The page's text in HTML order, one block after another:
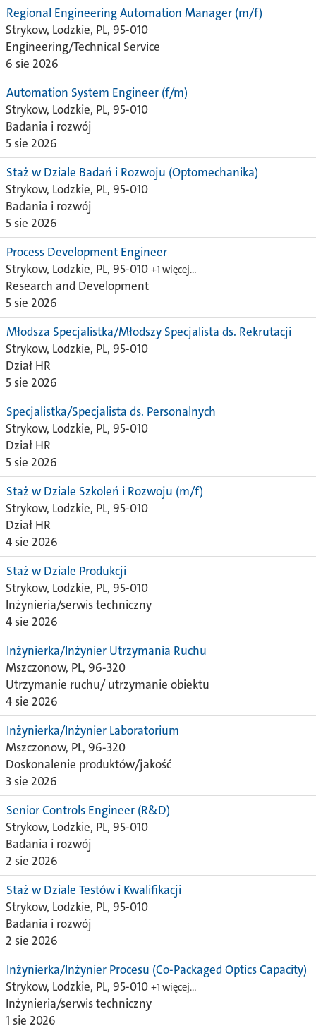
Regional Engineering Automation Manager (m/f)
Strykow, Lodzkie, PL, 95-010
Engineering/Technical Service
6 sie 2026
Automation System Engineer (f/m)
Strykow, Lodzkie, PL, 95-010
Badania i rozwój
5 sie 2026
Staż w Dziale Badań i Rozwoju (Optomechanika)
Strykow, Lodzkie, PL, 95-010
Badania i rozwój
5 sie 2026
Process Development Engineer
Strykow, Lodzkie, PL, 95-010 +1 więcej…
Research and Development
5 sie 2026
Młodsza Specjalistka/Młodszy Specjalista ds. Rekrutacji
Strykow, Lodzkie, PL, 95-010
Dział HR
5 sie 2026
Specjalistka/Specjalista ds. Personalnych
Strykow, Lodzkie, PL, 95-010
Dział HR
5 sie 2026
Staż w Dziale Szkoleń i Rozwoju (m/f)
Strykow, Lodzkie, PL, 95-010
Dział HR
4 sie 2026
Staż w Dziale Produkcji
Strykow, Lodzkie, PL, 95-010
Inżynieria/serwis techniczny
4 sie 2026
Inżynierka/Inżynier Utrzymania Ruchu
Mszczonow, PL, 96-320
Utrzymanie ruchu/ utrzymanie obiektu
4 sie 2026
Inżynierka/Inżynier Laboratorium
Mszczonow, PL, 96-320
Doskonalenie produktów/jakość
3 sie 2026
Senior Controls Engineer (R&D)
Strykow, Lodzkie, PL, 95-010
Badania i rozwój
2 sie 2026
Staż w Dziale Testów i Kwalifikacji
Strykow, Lodzkie, PL, 95-010
Badania i rozwój
2 sie 2026
Inżynierka/Inżynier Procesu (Co-Packaged Optics Capacity)
Strykow, Lodzkie, PL, 95-010 +1 więcej…
Inżynieria/serwis techniczny
1 sie 2026